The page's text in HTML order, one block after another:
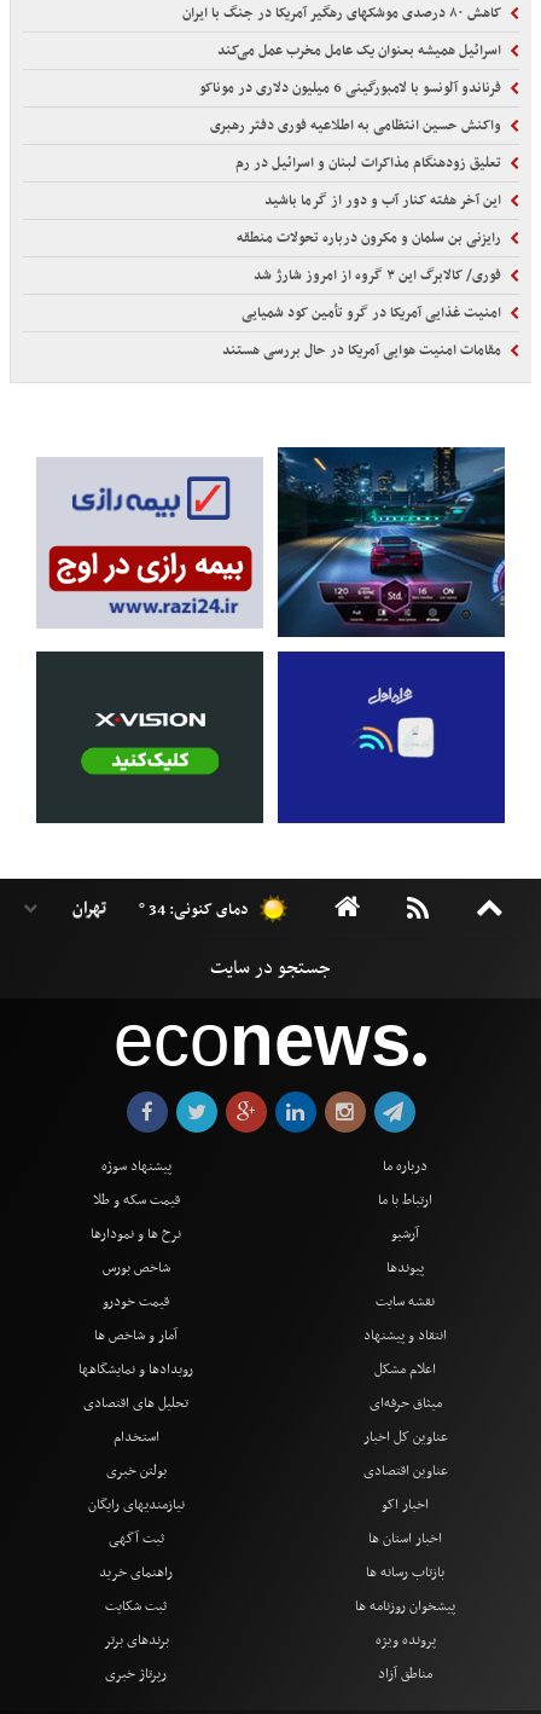
کاهش ۸۰ درصدی موشکهای رهگیر آمریکا در جنگ با ایران
اسرائیل همیشه بعنوان یک عامل مخرب عمل می‌کند
فرناندو آلونسو با لامبورگینی 6 میلیون دلاری در موناکو
واکنش حسین انتظامی به اطلاعیه فوری دفتر رهبری
تعلیق زودهنگام مذاکرات لبنان و اسرائیل در رم
این آخر هفته کنار آب و دور از گرما باشید
رایزنی بن سلمان و مکرون درباره تحولات منطقه
فوری/ کالابرگ این ۳ گروه از امروز شارژ شد
امنیت غذایی آمریکا در گرو تأمین کود شمیایی
مقامات امنیت هوایی آمریکا در حال بررسی هستند
دمای کنونی: 34 °
econews●
درباره ما
ارتباط با ما
آرشیو
پیوندها
نقشه سایت
انتقاد و پیشنهاد
اعلام مشکل
میثاق حرفه‌ای
پیشنهاد سوژه
قیمت سکه و طلا
نرخ ها و نمودارها
شاخص بورس
قیمت خودرو
آمار و شاخص ها
رویدادها و نمایشگاهها
تحلیل های اقتصادی
عناوین کل اخبار
عناوین اقتصادی
اخبار اکو
اخبار استان ها
بازتاب رسانه ها
پیشخوان روزنامه ها
پرونده ویژه
مناطق آزاد
استخدام
بولتن خبری
نیازمندیهای رایگان
ثبت آگهی
راهنمای خرید
ثبت شکایت
برندهای برتر
رپرتاژ خبری